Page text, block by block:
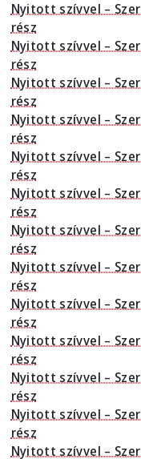
Nyitott szívvel –
rész
Nyitott szívvel –
rész
Nyitott szívvel –
rész
Nyitott szívvel –
rész
Nyitott szívvel –
rész
Nyitott szívvel –
rész
Nyitott szívvel –
rész
Nyitott szívvel –
rész
Nyitott szívvel –
rész
Nyitott szívvel –
rész
Nyitott szívvel –
rész
Nyitott szívvel –
rész
Nyitott szívvel –